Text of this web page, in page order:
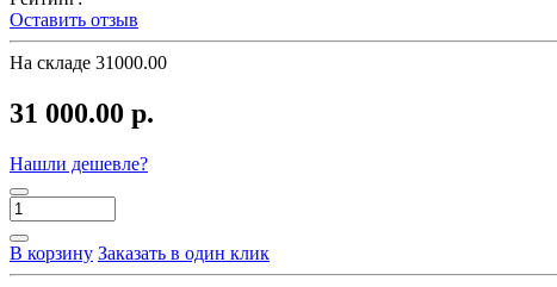
Оставить отзыв
На складе 31000.00
31 000.00 р.
Нашли дешевле?
В корзину Заказать в один клик